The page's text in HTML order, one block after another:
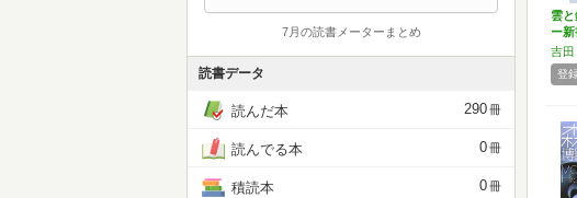
雲
ー新
吉田
登
7月の読書メーターまとめ
読書データ
読んだ本 290冊
読んでる本 0冊
積読本 0冊